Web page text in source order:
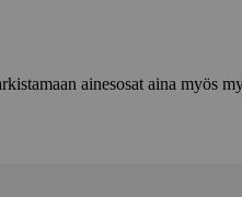
ainesosat aina myös